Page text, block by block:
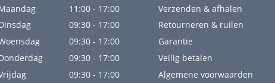
11:00 - 17:00
09:30 - 17:00
09:30 - 17:00
09:30 - 17:00
09:30 - 17:00
Verzenden & afhalen
Retourneren & ruilen
Garantie
Veilig betalen
Algemene voorwaarden